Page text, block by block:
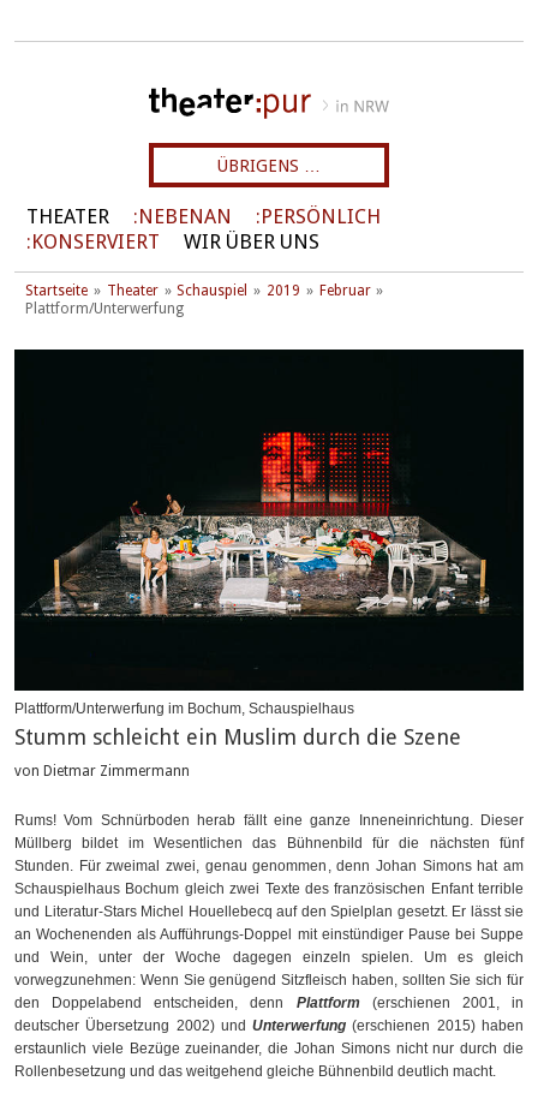
ÜBRIGENS …
THEATER NEBENAN
PERSÖNLICH
KONSERVIERT
WIR ÜBER UNS
Startseite Theater Schauspiel 2019
Februar
Plattform/Unterwerfung
Plattform/Unterwerfung im Bochum, Schauspielhaus
Stumm schleicht ein Muslim durch die Szene
von Dietmar Zimmermann
Rums! Vom Schnürboden herab fällt eine ganze Inneneinrichtung. Dieser
Müllberg bildet im Wesentlichen das Bühnenbild für die nächsten fünf
Stunden. Für zweimal zwei, genau genommen, denn Johan Simons hat am
Schauspielhaus Bochum gleich zwei Texte des französischen Enfant terrible
und Literatur-Stars Michel Houellebecq auf den Spielplan gesetzt. Er lässt sie
an Wochenenden als Aufführungs-Doppel mit einstündiger Pause bei Suppe
und Wein, unter der Woche dagegen einzeln spielen. Um es gleich
vorwegzunehmen: Wenn Sie genügend Sitzfleisch haben, sollten Sie sich für
den Doppelabend entscheiden, denn Plattform(erschienen 2001, in
deutscher Übersetzung 2002) undUnterwerfung (erschienen 2015) haben
erstaunlich viele Bezüge zueinander, die Johan Simons nicht nur durch die
Rollenbesetzung und das weitgehend gleiche Bühnenbild deutlich macht.